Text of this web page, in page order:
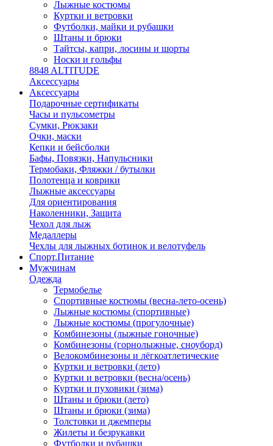
Лыжные костюмы
Куртки и ветровки
Футболки, майки и рубашки
Штаны и брюки
Тайтсы, капри, лосины и шорты
Носки и гольфы
8848 ALTITUDE
Аксессуары
Аксессуары
Подарочные сертификаты
Часы и пульсометры
Сумки, Рюкзаки
Очки, маски
Кепки и бейсболки
Бафы, Повязки, Напульсники
Термобаки, Фляжки / бутылки
Полотенца и коврики
Лыжные аксессуары
Для ориентирования
Наколенники, Защита
Чехол для лыж
Медаллеры
Чехлы для лыжных ботинок и велотуфель
Спорт.Питание
Мужчинам
Одежда
Термобелье
Спортивные костюмы (весна-лето-осень)
Лыжные костюмы (спортивные)
Лыжные костюмы (прогулочные)
Комбинезоны (лыжные гоночные)
Комбинезоны (горнолыжные, сноуборд)
Велокомбинезоны и лёгкоатлетические
Куртки и ветровки (лето)
Куртки и ветровки (весна/осень)
Куртки и пуховики (зима)
Штаны и брюки (лето)
Штаны и брюки (зима)
Толстовки и джемперы
Жилеты и безрукавки
Футболки и рубашки